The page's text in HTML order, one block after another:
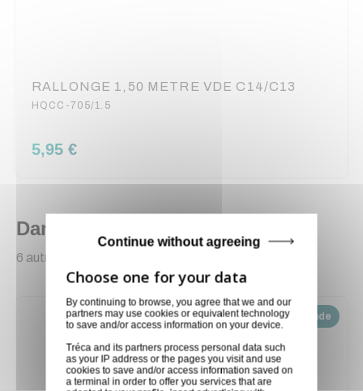
RALLONGE 1,50 METRE VDE C14/C13
HQCC-705/1.5
5,95 €
Dans la même catégorie
6 autres produits sélectionnés pour vous
Disponible sur demande
By continuing to browse, you agree that we and our
partners may use cookies or equivalent technology
to save and/or access information on your device.
Tréca and its partners process personal data such
as your IP address or the pages you visit and use
cookies to save and/or access information saved on
a terminal in order to offer you services that are
Continue without agreeing